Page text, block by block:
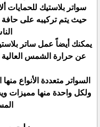
سواتر بلاستيك للحمايات
حيث يتم تركيبه على
يمكنك أيضاً عمل ساتر
عن حرارة الشمس العالية
السواتر متعددة الأنواع
ولكل واحدة منها مميزات